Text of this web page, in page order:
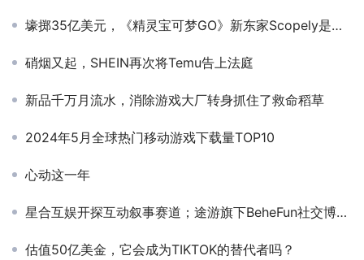
壕掷35亿美元，《精灵宝可梦GO》新东家Scopely是什么来头？
硝烟又起，SHEIN再次将Temu告上法庭
新品千万月流水，消除游戏大厂转身抓住了救命稻草
2024年5月全球热门移动游戏下载量TOP10
心动这一年
星合互娱开探互动叙事赛道；途游旗下BeheFun社交博弈新品成出海黑马？丨8月出海收入榜解读
估值50亿美金，它会成为TIKTOK的替代者吗？